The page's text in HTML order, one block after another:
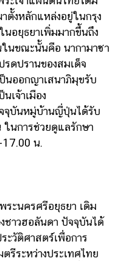
ตั้งหลักแหล่งอยู่ในกรุง
นอยุธยาเพิ่มมากขึ้นถึง
นขณะนั้นคือ นากามาซา
รดปรานของสมเด็จ
นออกญาเสนาภิมุขรับ
เจ้าเมือง
จุบันหมู่บ้านญี่ปุ่นได้รับ
นการช่วยดูแลรักษา
17.00 น.
นครศรีอยุธยา เดิม
ชาวฮอลันดา ปัจจุบันได้
วัติศาสตร์เพื่อการ
รีระหว่างประเทศไทย